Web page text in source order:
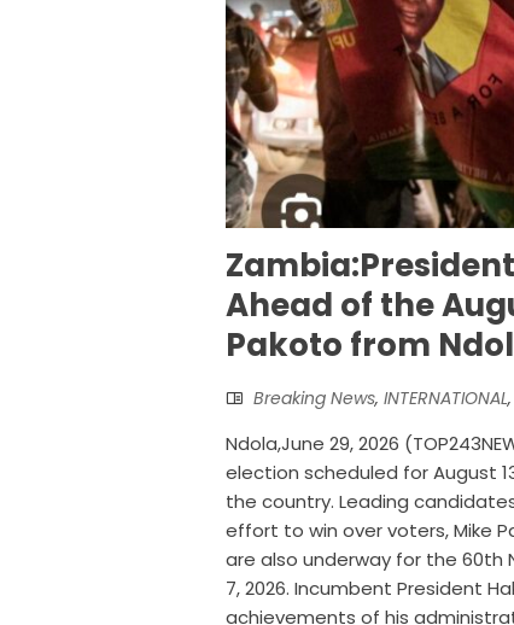
Ahead of the
Pakoto from
Breaking News, INTERNATIONAL,
Ndola,June 29, 2026
election scheduled for August
the country. Leading
effort to win over voters, Mike
are also underway for the 60th
7, 2026. Incumbent President
achievements of his